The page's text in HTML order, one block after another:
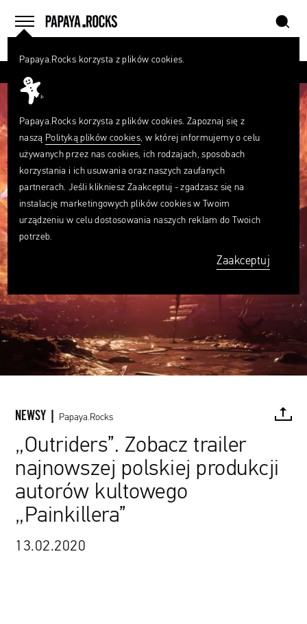
menu
home szukaj
NEWSY | Papaya.Rocks
„Outriders”. Zobacz trailer
najnowszej polskiej produkcji
autorów kultowego
„Painkillera”
13.02.2020
FACEBOOK TWITTER
Papaya.Rocks korzysta z plików cookies.
Papaya.Rocks korzysta z plików cookies. Zapoznaj się z
naszą Polityką plików cookies, w której informujemy o celu
używanych przez nas cookies, ich rodzajach, sposobach
korzystania i ich usuwania oraz naszych zaufanych
partnerach. Jeśli klikniesz Zaakceptuj - zgadzasz się na
instalację marketingowych plików cookies w Twoim
urządzeniu w celu dostosowania naszych reklam do Twoich
potrzeb.
Zaakceptuj
Czego
szukasz?